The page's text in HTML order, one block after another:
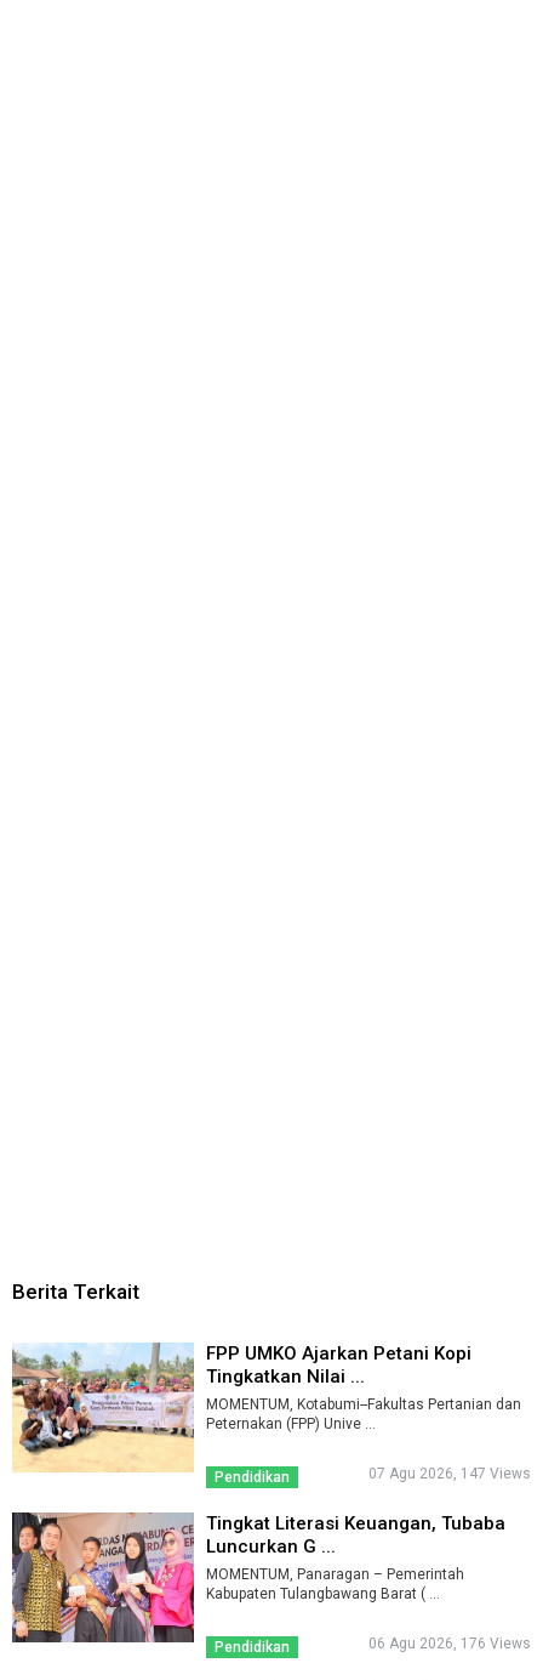
Berita Terkait
FPP UMKO Ajarkan Petani Kopi
Tingkatkan Nilai ...
MOMENTUM, Kotabumi--Fakultas Pertanian dan
Peternakan (FPP) Unive ...
Pendidikan 07 Agu 2026, 147 Views
Tingkat Literasi Keuangan, Tubaba
Luncurkan G ...
MOMENTUM, Panaragan – Pemerintah
Kabupaten Tulangbawang Barat ( ...
Pendidikan 06 Agu 2026, 176 Views